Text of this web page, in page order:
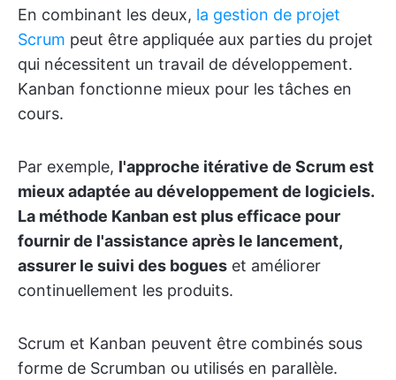
En combinant les deux, la gestion de projet
Scrum peut être appliquée aux parties du projet
qui nécessitent un travail de développement.
Kanban fonctionne mieux pour les tâches en
cours.
Par exemple, l'approche itérative de Scrum est
mieux adaptée au développement de logiciels.
La méthode Kanban est plus efficace pour
fournir de l'assistance après le lancement,
assurer le suivi des bogues et améliorer
continuellement les produits.
Scrum et Kanban peuvent être combinés sous
forme de Scrumban ou utilisés en parallèle.